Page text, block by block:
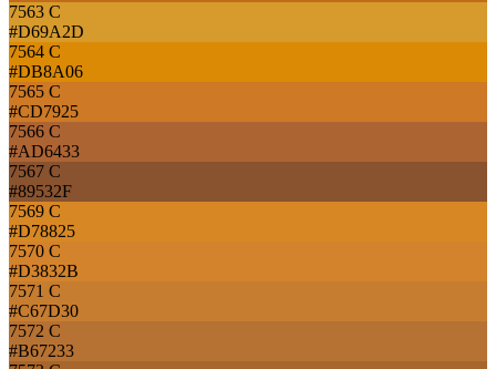
7563 C
#D69A2D
7564 C
#DB8A06
7565 C
#CD7925
7566 C
#AD6433
7567 C
#89532F
7569 C
#D78825
7570 C
#D3832B
7571 C
#C67D30
7572 C
#B67233